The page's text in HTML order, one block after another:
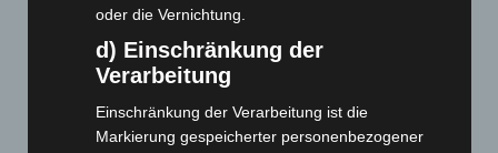
Händler werden
Home
Gemeinsam spenden
Jobs
Kontakt
oder die Vernichtung.
d) Einschränkung der
Verarbeitung
Einschränkung der Verarbeitung ist die
Markierung gespeicherter personenbezogener